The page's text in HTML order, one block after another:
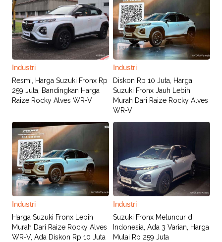
Industri
Resmi, Harga Suzuki Fronx Rp
259 Juta, Bandingkan Harga
Raize Rocky Alves WR-V
Industri
Diskon Rp 10 Juta, Harga
Suzuki Fronx Jauh Lebih
Murah Dari Raize Rocky Alves
WR-V
Industri
Harga Suzuki Fronx Lebih
Murah Dari Raize Rocky Alves
WR-V, Ada Diskon Rp 10 Juta
Industri
Suzuki Fronx Meluncur di
Indonesia, Ada 3 Varian, Harga
Mulai Rp 259 Juta